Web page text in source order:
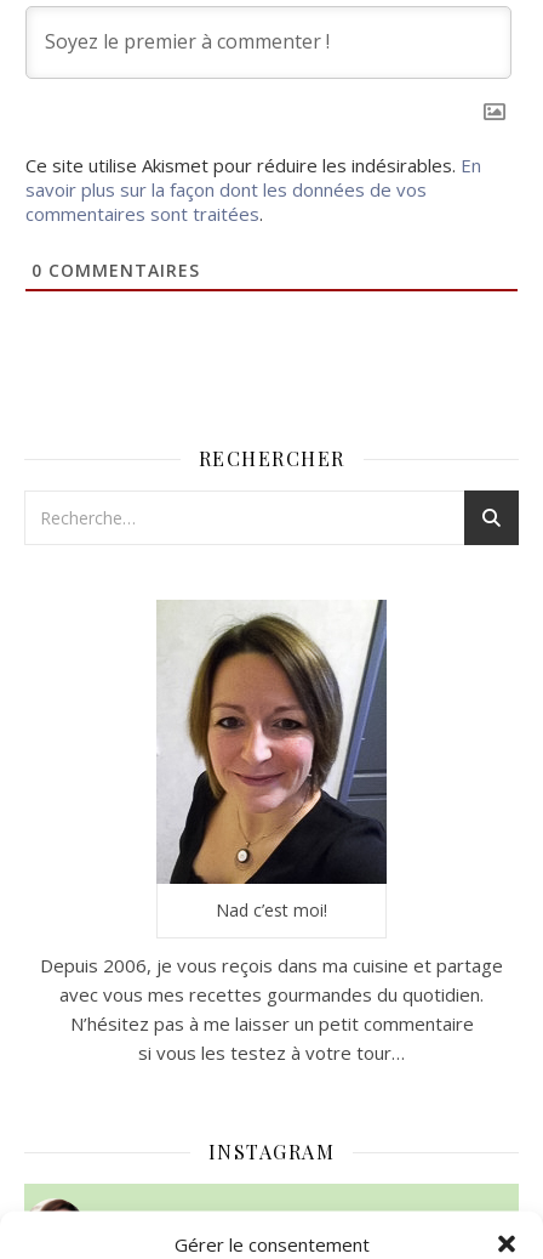
Gérer le consentement
Ce site utilise Akismet pour réduire les indésirables. En
savoir plus sur la façon dont les données de vos
commentaires sont traitées.
0 COMMENTAIRES
RECHERCHER
Nad c’est moi!
Depuis 2006, je vous reçois dans ma cuisine et partage
avec vous mes recettes gourmandes du quotidien.
N’hésitez pas à me laisser un petit commentaire
si vous les testez à votre tour…
INSTAGRAM